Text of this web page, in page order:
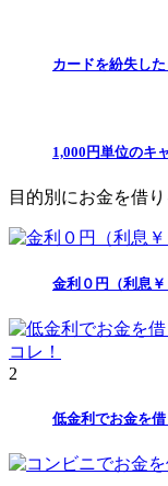
カードを紛失した
1,000円単位のキ
目的別にお金を借り
金利０円（利息
2
低金利でお金を